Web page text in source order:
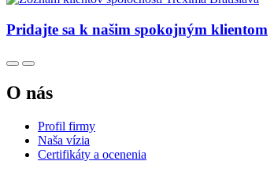
Pridajte sa k našim spokojným klientom
O nás
Profil firmy
Naša vízia
Certifikáty a ocenenia